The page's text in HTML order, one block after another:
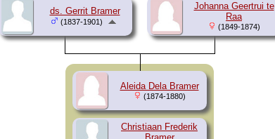
ds. Gerrit Bramer
(1837-1901)
Johanna Geertrui te
Raa
(1849-1874)
Aleida Dela Bramer
(1874-1880)
Christiaan Frederik